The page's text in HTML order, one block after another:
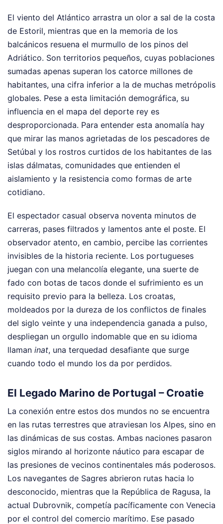
El viento del Atlántico arrastra un olor a sal de la costa
de Estoril, mientras que en la memoria de los
balcánicos resuena el murmullo de los pinos del
Adriático. Son territorios pequeños, cuyas poblaciones
sumadas apenas superan los catorce millones de
habitantes, una cifra inferior a la de muchas metrópolis
globales. Pese a esta limitación demográfica, su
influencia en el mapa del deporte rey es
desproporcionada. Para entender esta anomalía hay
que mirar las manos agrietadas de los pescadores de
Setúbal y los rostros curtidos de los habitantes de las
islas dálmatas, comunidades que entienden el
aislamiento y la resistencia como formas de arte
cotidiano.
El espectador casual observa noventa minutos de
carreras, pases filtrados y lamentos ante el poste. El
observador atento, en cambio, percibe las corrientes
invisibles de la historia reciente. Los portugueses
juegan con una melancolía elegante, una suerte de
fado con botas de tacos donde el sufrimiento es un
requisito previo para la belleza. Los croatas,
moldeados por la dureza de los conflictos de finales
del siglo veinte y una independencia ganada a pulso,
despliegan un orgullo indomable que en su idioma
llaman inat, una terquedad desafiante que surge
cuando todo el mundo los da por perdidos.
El Legado Marino de Portugal – Croatie
La conexión entre estos dos mundos no se encuentra
en las rutas terrestres que atraviesan los Alpes, sino en
las dinámicas de sus costas. Ambas naciones pasaron
siglos mirando al horizonte náutico para escapar de
las presiones de vecinos continentales más poderosos.
Los navegantes de Sagres abrieron rutas hacia lo
desconocido, mientras que la República de Ragusa, la
actual Dubrovnik, competía pacíficamente con Venecia
por el control del comercio marítimo. Ese pasado